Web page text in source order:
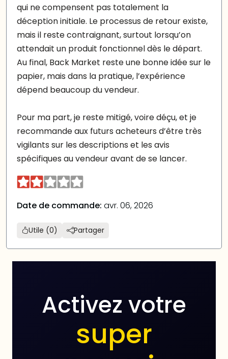
qui ne compensent pas totalement la
déception initiale. Le processus de retour existe,
mais il reste contraignant, surtout lorsqu’on
attendait un produit fonctionnel dès le départ.
Au final, Back Market reste une bonne idée sur le
papier, mais dans la pratique, l’expérience
dépend beaucoup du vendeur.
Pour ma part, je reste mitigé, voire déçu, et je
recommande aux futurs acheteurs d’être très
vigilants sur les descriptions et les avis
spécifiques au vendeur avant de se lancer.
Date de commande: avr. 06, 2026
Utile (0) Partager
Activez votre
super